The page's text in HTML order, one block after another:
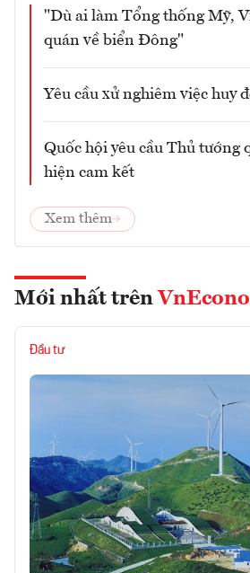
"Dù ai làm Tổng thống Mỹ,
quán về biển Đông"
Yêu cầu xử nghiêm việc huy
Quốc hội yêu cầu Thủ tướng
hiện cam kết
Xem thêm
Mới nhất trên
Đầu tư